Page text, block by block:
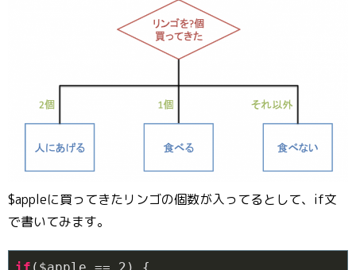
$appleに買ってきたリンゴの個数が入ってるとして、if文
で書いてみます。